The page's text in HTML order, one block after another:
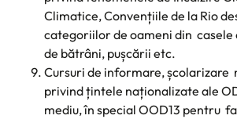
Climatice, Convențiile de la Rio
categoriilor de oameni din casele
de bătrâni, pușcării etc.
Cursuri de informare, școlarizare
privind țintele naționalizate ale
mediu, în special OOD13 pentru